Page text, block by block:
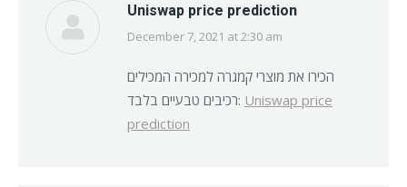
Uniswap price prediction
says:
December 7, 2021 at 2:30 am
הכירו את מוצרי קמגרה למכירה המכילים
רכיבים טבעיים בלבד: Uniswap price
prediction